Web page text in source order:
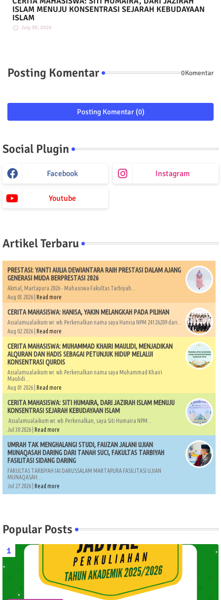
ISLAM MENUJU KONSENTRASI SEJARAH KEBUDAYAAN
ISLAM
July 30, 2026
Posting Komentar 0Komentar
Posting Komentar (0)
Social Plugin
Facebook Instagram
Youtube
Artikel Terbaru
PRESTASI: YANTI AULIA DEWIANTARA RAIH PRESTASI DALAM AJANG
GENERASI MUDA BERPRESTASI 2026
Akmal, Martapura 2026 - Mahasiswa Fakultas Tarbiyah...
Aug 05 2026 | Read more
CERITA MAHASISWA: HANISA, YAKIN MELANGKAH PADA PILIHAN
Assalamualaikum wr. wb.Perkenalkan nama saya Hanisa NPM 24126209 dari...
Aug 02 2026 | Read more
CERITA MAHASISWA: MUHAMMAD KHAIRI MAULIDI, MENJADIKAN
ALQURAN DAN HADIS SEBAGAI PETUNJUK HIDUP MELALUI
KONSENTRASI QURDIS
Assalamualaikum wr. wb.Perkenalkan nama saya Muhammad Khairi
Maulidi...
Aug 01 2026 | Read more
CERITA MAHASISWA: SITI HUMAIRA, DARI JAZIRAH ISLAM MENUJU
KONSENTRASI SEJARAH KEBUDAYAAN ISLAM
Assalamualaikum wr. wb.Perkenalkan, saya Siti Humaira NPM...
Jul 30 2026 | Read more
UMRAH TAK MENGHALANGI STUDI, FAUZAN JALANI UJIAN
MUNAQASAH DARING DARI TANAH SUCI, FAKULTAS TARBIYAH
FASILITASI SIDANG DARING
FAKULTAS TARBIYAH IAI DARUSSALAM MARTAPURA FASILITASI UJIAN
MUNAQASAH...
Jul 27 2026 | Read more
Popular Posts